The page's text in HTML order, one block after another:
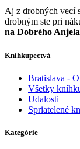
Aj z drobných vecí
drobným ste pri
na Dobrého Anjela
Kníhkupectvá
Bratislava -
Všetky
Udalosti
Spriatelené
Kategórie